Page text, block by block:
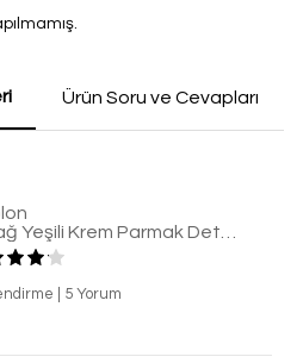
Ürün Soru ve Cevapları
5 Yorum